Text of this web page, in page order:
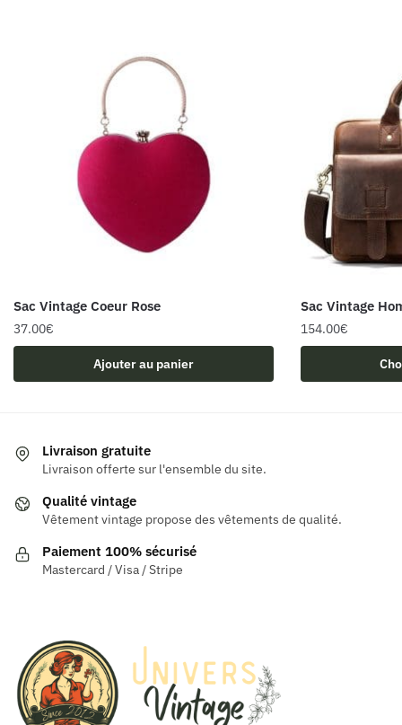
Sac Vintage Coeur Rose
37.00€
Ajouter au panier
Sac Vintage
154.00€
produit
être
Livraison gratuite
Livraison offerte sur l'ensemble du site.
Qualité vintage
Vêtement vintage propose des vêtements de qualité.
Paiement 100% sécurisé
Mastercard / Visa / Stripe